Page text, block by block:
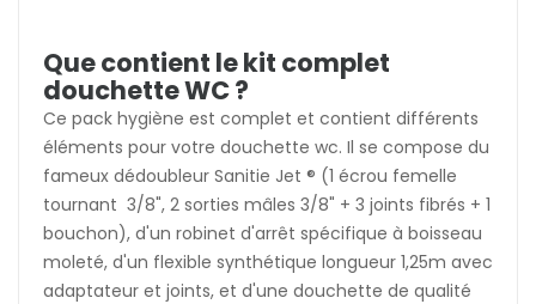
Que contient le kit complet
douchette WC ?
Ce pack hygiène est complet et contient différents
éléments pour votre douchette wc. Il se compose du
fameux dédoubleur Sanitie Jet ® (1 écrou femelle
tournant 3/8", 2 sorties mâles 3/8" + 3 joints fibrés + 1
bouchon), d'un robinet d'arrêt spécifique à boisseau
moleté, d'un flexible synthétique longueur 1,25m avec
adaptateur et joints, et d'une douchette de qualité